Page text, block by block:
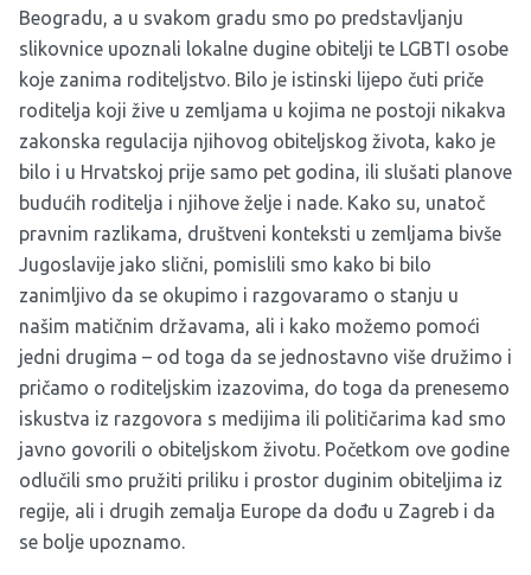
Beogradu, a u svakom gradu smo po predstavljanju
slikovnice upoznali lokalne dugine obitelji te LGBTI osobe
koje zanima roditeljstvo. Bilo je istinski lijepo čuti priče
roditelja koji žive u zemljama u kojima ne postoji nikakva
zakonska regulacija njihovog obiteljskog života, kako je
bilo i u Hrvatskoj prije samo pet godina, ili slušati planove
budućih roditelja i njihove želje i nade. Kako su, unatoč
pravnim razlikama, društveni konteksti u zemljama bivše
Jugoslavije jako slični, pomislili smo kako bi bilo
zanimljivo da se okupimo i razgovaramo o stanju u
našim matičnim državama, ali i kako možemo pomoći
jedni drugima – od toga da se jednostavno više družimo i
pričamo o roditeljskim izazovima, do toga da prenesemo
iskustva iz razgovora s medijima ili političarima kad smo
javno govorili o obiteljskom životu. Početkom ove godine
odlučili smo pružiti priliku i prostor duginim obiteljima iz
regije, ali i drugih zemalja Europe da dođu u Zagreb i da
se bolje upoznamo.